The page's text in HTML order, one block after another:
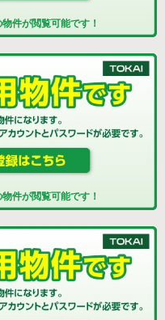
件が閲覧可能です！
件が閲覧可能です！